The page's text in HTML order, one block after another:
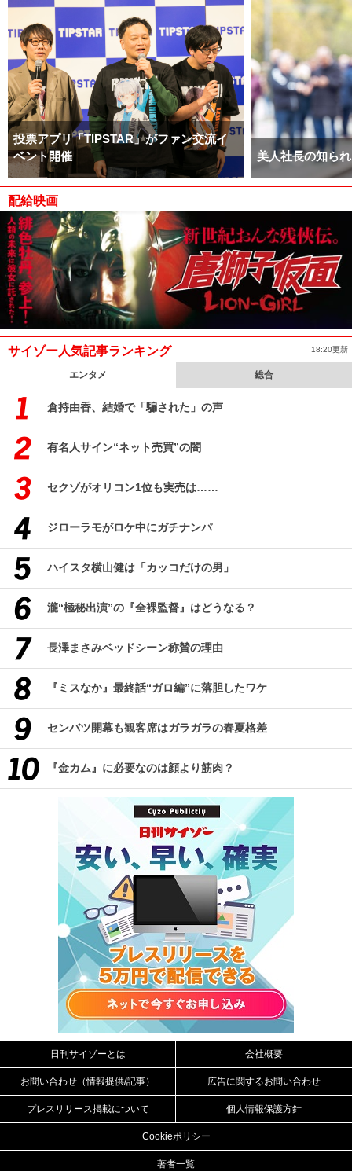
投票アプリ「TIPSTAR」がファン交流イ
ベント開催
美人社長の知ら
配給映画
サイゾー人気記事ランキング 18:20更新
エンタメ 総合
倉持由香、結婚で「騙された」の声
有名人サイン“ネット売買”の闇
セクゾがオリコン1位も実売は……
ジローラモがロケ中にガチナンパ
ハイスタ横山健は「カッコだけの男」
瀧“極秘出演”の『全裸監督』はどうなる？
長澤まさみベッドシーン称賛の理由
『ミスなか』最終話“ガロ編”に落胆したワケ
センバツ開幕も観客席はガラガラの春夏格差
『金カム』に必要なのは顔より筋肉？
日刊サイゾーとは 会社概要
お問い合わせ（情報提供/記事） 広告に関するお問い合わせ
プレスリリース掲載について 個人情報保護方針
Cookieポリシー
著者一覧